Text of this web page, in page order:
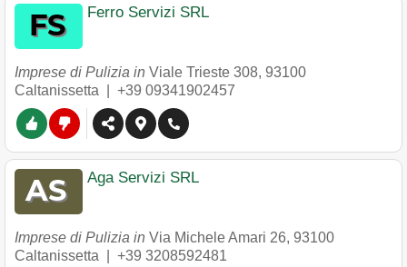
Ferro Servizi SRL
Imprese di Pulizia in Viale Trieste 308, 93100
Caltanissetta
+39 09341902457
Aga Servizi SRL
Imprese di Pulizia in Via Michele Amari 26, 93100
Caltanissetta
+39 3208592481